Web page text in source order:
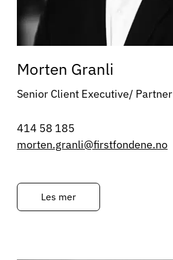
Morten Granli
Senior Client Executive/ Partner
414 58 185
morten.granli@firstfondene.no
Les mer